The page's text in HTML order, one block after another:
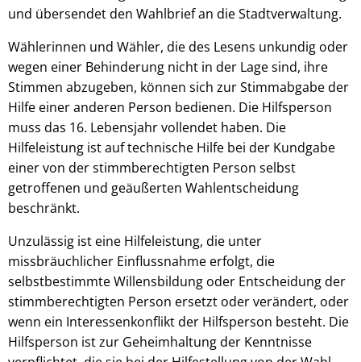
und übersendet den Wahlbrief an die Stadtverwaltung.
Wählerinnen und Wähler, die des Lesens unkundig oder
wegen einer Behinderung nicht in der Lage sind, ihre
Stimmen abzugeben, können sich zur Stimmabgabe der
Hilfe einer anderen Person bedienen. Die Hilfsperson
muss das 16. Lebensjahr vollendet haben. Die
Hilfeleistung ist auf technische Hilfe bei der Kundgabe
einer von der stimmberechtigten Person selbst
getroffenen und geäußerten Wahlentscheidung
beschränkt.
Unzulässig ist eine Hilfeleistung, die unter
missbräuchlicher Einflussnahme erfolgt, die
selbstbestimmte Willensbildung oder Entscheidung der
stimmberechtigten Person ersetzt oder verändert, oder
wenn ein Interessenkonflikt der Hilfsperson besteht. Die
Hilfsperson ist zur Geheimhaltung der Kenntnisse